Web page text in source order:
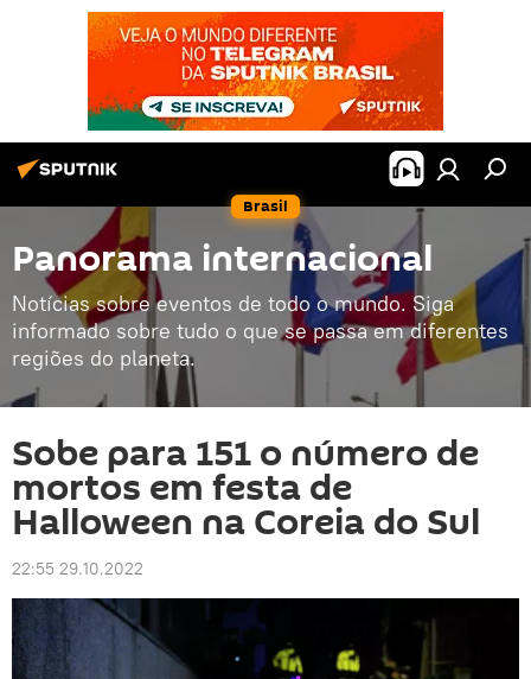
Brasil
Panorama internacional
Notícias sobre eventos de todo o mundo. Siga
informado sobre tudo o que se passa em diferentes
regiões do planeta.
Sobe para 151 o número de
mortos em festa de
Halloween na Coreia do Sul
22:55 29.10.2022